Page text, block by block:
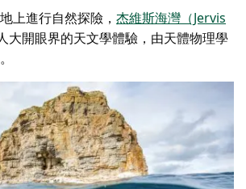
上進行自然探險， 杰維斯海灣（Jervis
大開眼界的天文學體驗，由天體物理學